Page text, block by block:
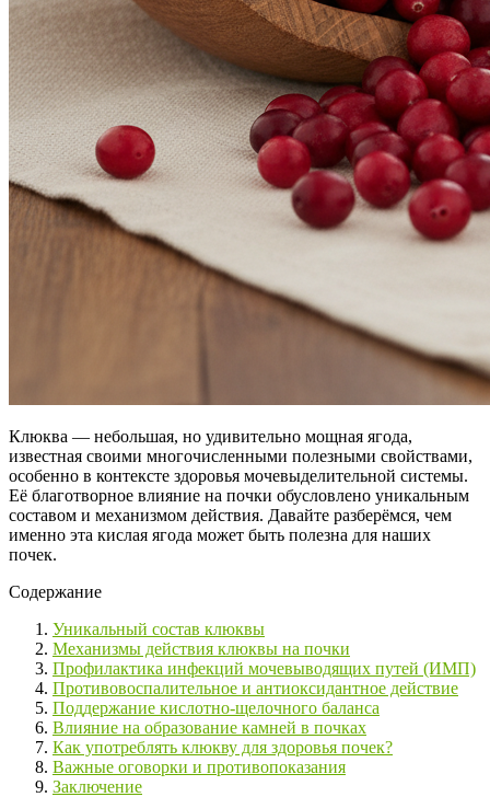
Клюква — небольшая, но удивительно мощная ягода,
известная своими многочисленными полезными свойствами,
особенно в контексте здоровья мочевыделительной системы.
Её благотворное влияние на почки обусловлено уникальным
составом и механизмом действия. Давайте разберёмся, чем
именно эта кислая ягода может быть полезна для наших
почек.
Содержание
Уникальный состав клюквы
Механизмы действия клюквы на почки
Профилактика инфекций мочевыводящих путей (ИМП)
Противовоспалительное и антиоксидантное действие
Поддержание кислотно-щелочного баланса
Влияние на образование камней в почках
Как употреблять клюкву для здоровья почек?
Важные оговорки и противопоказания
Заключение